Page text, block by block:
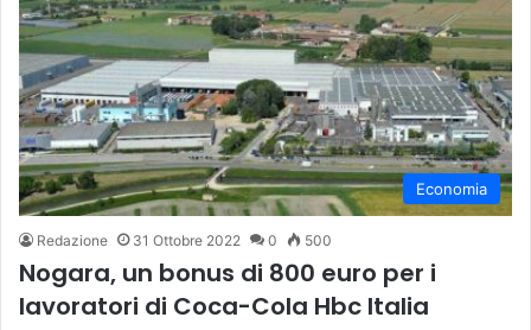
Economia
Redazione 31 Ottobre 2022 0 500
Nogara, un bonus di 800 euro per i
lavoratori di Coca-Cola Hbc Italia